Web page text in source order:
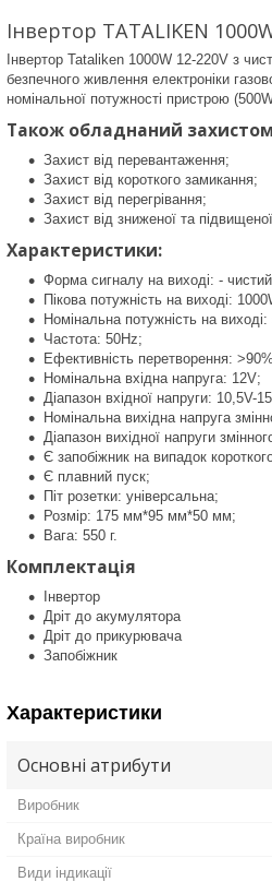
Інвертор TATALIKEN
Інвертор Tataliken 1000W 12-220V з
безпечного живлення електроніки
номінальної потужності пристрою
Також обладнаний
Захист від перевантаження;
Захист від короткого замикання;
Захист від перегрівання;
Захист від зниженої та
Характеристики:
Форма сигналу на виході: -
Пікова потужність на виході:
Номінальна потужність на
Частота: 50Hz;
Ефективність перетворення:
Номінальна вхідна напруга: 12V;
Діапазон вхідної напруги: 10,5V-
Номінальна вихідна напруга
Діапазон вихідної напруги
Є запобіжник на випадок
Є плавний пуск;
Піт розетки: універсальна;
Розмір: 175 мм*95 мм*50 мм;
Вага: 550 г.
Комплектація
Інвертор
Дріт до акумулятора
Дріт до прикурювача
Запобіжник
Характеристики
Основні атрибути
Виробник
Країна виробник
Види індикації